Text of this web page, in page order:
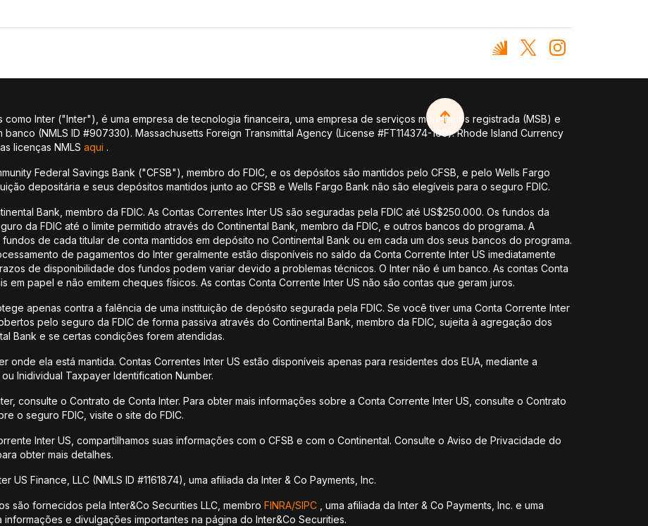
como Inter ("Inter"), é uma empresa de tecnologia financeira, uma empresa de serviços monetários registrada (MSB) e
(NMLS ID #907330). Massachusetts Foreign Transmittal Agency (License #FT114374-100). Rhode Island Currency
licenças NMLS aqui .
Federal Savings Bank ("CFSB"), membro do FDIC, e os depósitos são mantidos pelo CFSB, e pelo Wells Fargo
depositária e seus depósitos mantidos junto ao CFSB e Wells Fargo Bank não são elegíveis para o seguro FDIC.
Bank, membro da FDIC. As Contas Correntes Inter US são seguradas pela FDIC até US$250.000. Os fundos da
da FDIC até o limite permitido através do Continental Bank, membro da FDIC, e outros bancos do programa. A
de cada titular de conta mantidos em depósito no Continental Bank ou em cada um dos seus bancos do programa.
de pagamentos do Inter geralmente estão disponíveis no saldo da Conta Corrente Inter US imediatamente
de disponibilidade dos fundos podem variar devido a problemas técnicos. O Inter não é um banco. As contas Conta
em papel e não emitem cheques físicos. As contas Conta Corrente Inter US não são contas que geram juros.
apenas contra a falência de uma instituição de depósito segurada pela FDIC. Se você tiver uma Conta Corrente Inter
pelo seguro da FDIC de forma passiva através do Continental Bank, membro da FDIC, sujeita à agregação dos
Bank e se certas condições forem atendidas.
onde ela está mantida. Contas Correntes Inter US estão disponíveis apenas para residentes dos EUA, mediante a
Inidividual Taxpayer Identification Number.
consulte o Contrato de Conta Inter. Para obter mais informações sobre a Conta Corrente Inter US, consulte o Contrato
o seguro FDIC, visite o site do FDIC.
Inter US, compartilhamos suas informações com o CFSB e com o Continental. Consulte o Aviso de Privacidade do
obter mais detalhes.
Finance, LLC (NMLS ID #1161874), uma afiliada da Inter & Co Payments, Inc.
são fornecidos pela Inter&Co Securities LLC, membro FINRA/SIPC , uma afiliada da Inter & Co Payments, Inc. e uma
e divulgações importantes na página do Inter&Co Securities.